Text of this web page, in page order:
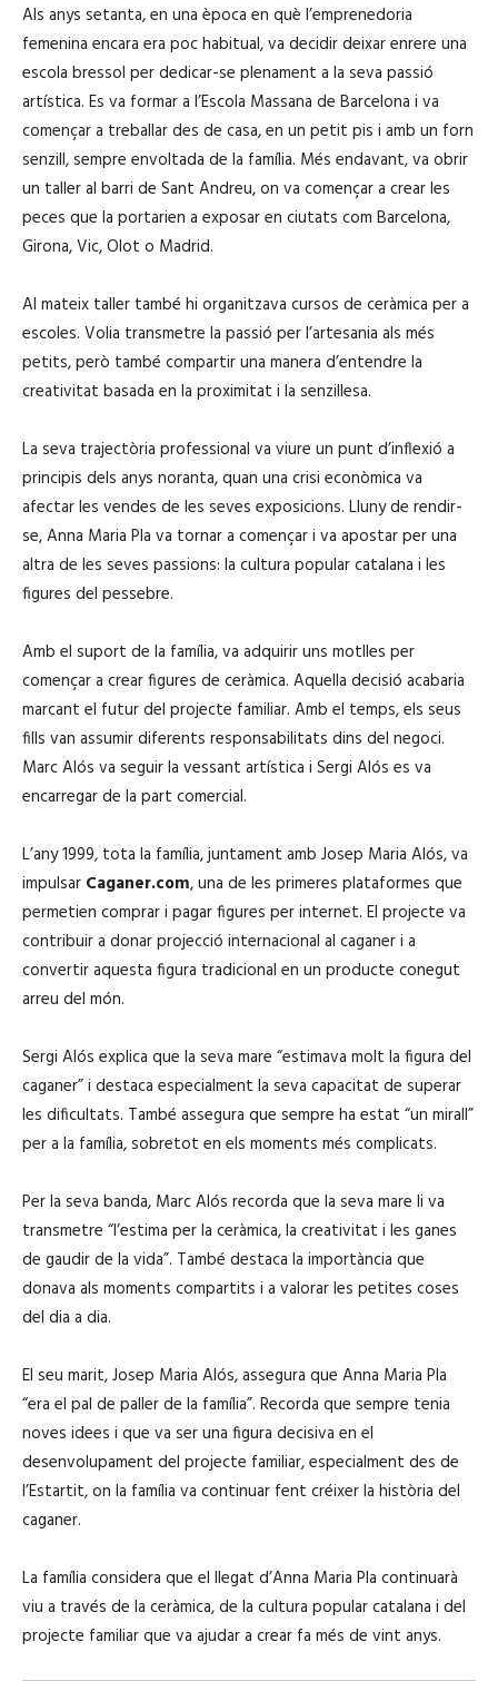
Als anys setanta, en una època en què l’emprenedoria
femenina encara era poc habitual, va decidir deixar enrere una
escola bressol per dedicar-se plenament a la seva passió
artística. Es va formar a l’Escola Massana de Barcelona i va
començar a treballar des de casa, en un petit pis i amb un forn
senzill, sempre envoltada de la família. Més endavant, va obrir
un taller al barri de Sant Andreu, on va començar a crear les
peces que la portarien a exposar en ciutats com Barcelona,
Girona, Vic, Olot o Madrid.
Al mateix taller també hi organitzava cursos de ceràmica per a
escoles. Volia transmetre la passió per l’artesania als més
petits, però també compartir una manera d’entendre la
creativitat basada en la proximitat i la senzillesa.
La seva trajectòria professional va viure un punt d’inflexió a
principis dels anys noranta, quan una crisi econòmica va
afectar les vendes de les seves exposicions. Lluny de rendir-
se, Anna Maria Pla va tornar a començar i va apostar per una
altra de les seves passions: la cultura popular catalana i les
figures del pessebre.
Amb el suport de la família, va adquirir uns motlles per
començar a crear figures de ceràmica. Aquella decisió acabaria
marcant el futur del projecte familiar. Amb el temps, els seus
fills van assumir diferents responsabilitats dins del negoci.
Marc Alós va seguir la vessant artística i Sergi Alós es va
encarregar de la part comercial.
L’any 1999, tota la família, juntament amb Josep Maria Alós, va
impulsar Caganer.com, una de les primeres plataformes que
permetien comprar i pagar figures per internet. El projecte va
contribuir a donar projecció internacional al caganer i a
convertir aquesta figura tradicional en un producte conegut
arreu del món.
Sergi Alós explica que la seva mare “estimava molt la figura del
caganer” i destaca especialment la seva capacitat de superar
les dificultats. També assegura que sempre ha estat “un mirall”
per a la família, sobretot en els moments més complicats.
Per la seva banda, Marc Alós recorda que la seva mare li va
transmetre “l’estima per la ceràmica, la creativitat i les ganes
de gaudir de la vida”. També destaca la importància que
donava als moments compartits i a valorar les petites coses
del dia a dia.
El seu marit, Josep Maria Alós, assegura que Anna Maria Pla
“era el pal de paller de la família”. Recorda que sempre tenia
noves idees i que va ser una figura decisiva en el
desenvolupament del projecte familiar, especialment des de
l’Estartit, on la família va continuar fent créixer la història del
caganer.
La família considera que el llegat d’Anna Maria Pla continuarà
viu a través de la ceràmica, de la cultura popular catalana i del
projecte familiar que va ajudar a crear fa més de vint anys.